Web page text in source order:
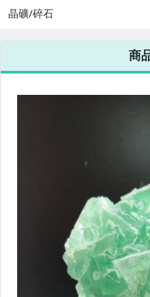
晶礦/碎石
商